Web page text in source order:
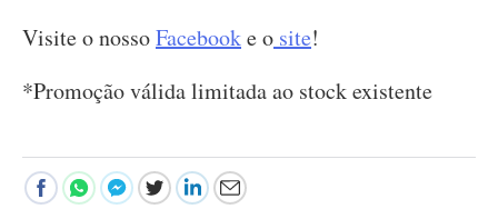
Visite o nossoFacebooke o site!
*Promoção válida limitada ao stock existente